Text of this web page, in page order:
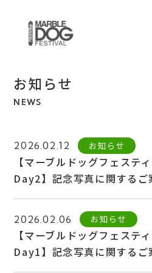
お知らせ
NEWS
2026.02.12 お知らせ
【マーブルドッグフェステ
Day2】記念写真に関するご
2026.02.06 お知らせ
【マーブルドッグフェステ
Day1】記念写真に関するご